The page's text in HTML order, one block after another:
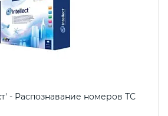
- Распознавание номеров ТС